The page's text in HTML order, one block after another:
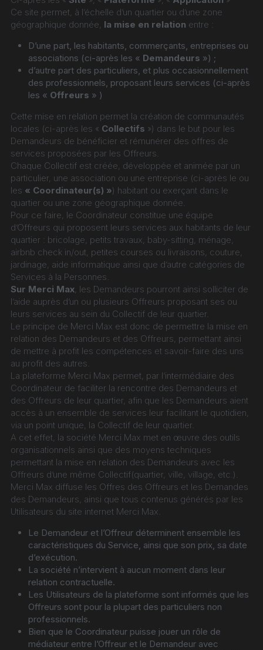
Ce site permet, à l’échelle d’un quartier ou d’une zone
géographique donnée, la mise en relation entre :
D’une part, les habitants, commerçants, entreprises ou
associations (ci-après les « Demandeurs ») ;
d’autre part des particuliers, et plus occasionnellement
des professionnels, proposant leurs services (ci-après
les « Offreurs » )
Cette mise en relation permet la création de communautés
locales (ci-après les « Collectifs ») dans le but pour les
Demandeurs de bénéficier et rémunérer des offres de
services proposées par les Offreurs.
Chaque Collectif est créée, développée et animée par un
particulier, une association ou une entreprise (ci-après le ou
les « Coordinateur(s) ») habitant ou exerçant dans le
quartier ou une zone géographique donnée.
Pour ce faire, le Coordinateur constitue une équipe
d’Offreurs qui proposent leurs services aux habitants de leur
quartier : bricolage, petits travaux, baby-sitting, ménage,
airbnb check in/out, petites courses ou livraisons, couture,
jardinage, aide informatique ainsi que d’autre catégories de
Services à la Personnes.
Sur Merci Max , les Demandeurs pourront ainsi solliciter de
l’aide auprès d’un ou plusieurs Offreurs proposant ses ou
leurs services au sein du Collectif de leur quartier.
Le principe de Merci Max est donc de permettre la mise en
relation des Demandeurs et des Offreurs, permettant ainsi
de mettre à profit les compétences et savoir-faire des uns
au profit des autres.
La plateforme Merci Max permet, par l’intermédiaire des
Coordinateur de faciliter la rencontre des Demandeurs et
des Offreurs de leur quartier, afin que les Demandeurs aient
accès à un ensemble de services leur facilitant le quotidien,
via un point unique, la Collectif de leur quartier.
A cet effet, la société Merci Max met en œuvre des outils
organisationnels ainsi que des moyens techniques
permettant la mise en relation des Demandeurs avec les
Offreurs d’une même Collectif(quartier, ville, village, etc.).
Merci Max diffuse les Offres des Offreurs et les Demandes
des Demandeurs, ainsi que tous contenus générés par les
Utilisateurs du site internet Merci Max.
Le Demandeur et l’Offreur déterminent ensemble les
caractéristiques du Service, ainsi que son prix, sa date
d’exécution.
La société n’intervient à aucun moment dans leur
relation contractuelle.
Les Utilisateurs de la plateforme sont informés que les
Offreurs sont pour la plupart des particuliers non
professionnels.
Bien que le Coordinateur puisse jouer un rôle de
médiateur entre l’Offreur et le Demandeur avec